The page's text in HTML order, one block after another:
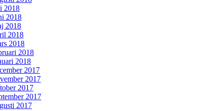
2018
2018
2018
2018
2018
2018
2018
2017
2017
2017
2017
2017